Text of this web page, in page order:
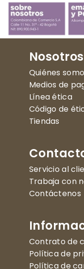
Nosotros
Quiénes
Medios de
Línea ética
Código de
Tiendas
Servicio al
Trabaja con
Contáctenos
Contrato de
Política de
Política de